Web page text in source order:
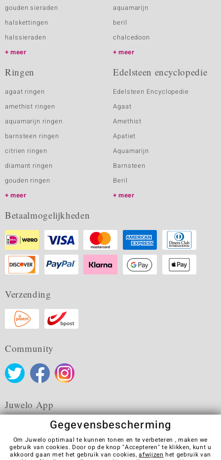
gouden sieraden
halskettingen
halssieraden
meer
aquamarijn
beril
chalcedoon
meer
Ringen
agaat ringen
amethist ringen
aquamarijn ringen
barnsteen ringen
citrien ringen
diamant ringen
gouden ringen
meer
Edelsteen encyclopedie
Edelsteen Encyclopedie
Agaat
Amethist
Apatiet
Aquamarijn
Barnsteen
Beril
meer
Betaalmogelijkheden
Verzending
Community
Juwelo App
Gegevensbescherming
Om Juwelo optimaal te kunnen tonen en te verbeteren , maken we
gebruik van cookies. Door op de knop "Accepteren" te klikken, kunt u
akkoord gaan met het gebruik van cookies,afwijzen het gebruik van